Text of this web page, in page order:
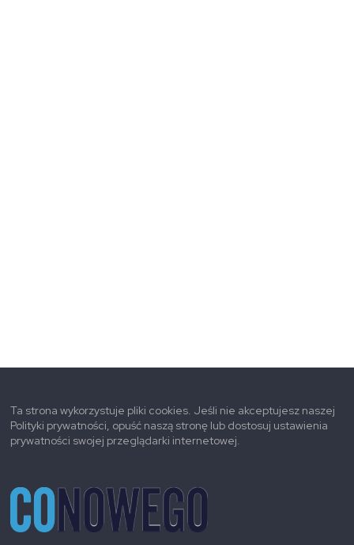
Ta strona wykorzystuje pliki cookies. Jeśli nie akceptujesz naszej
Polityki prywatności, opuść naszą stronę lub dostosuj ustawienia
prywatności swojej przeglądarki internetowej.